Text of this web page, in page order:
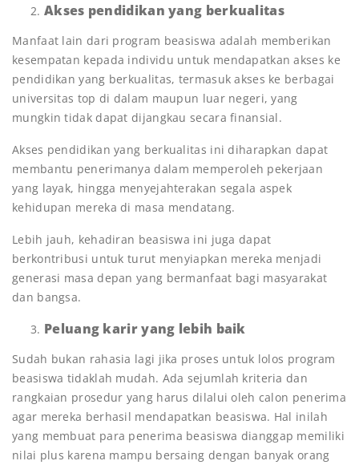
Akses pendidikan yang berkualitas
Manfaat lain dari program beasiswa adalah memberikan
kesempatan kepada individu untuk mendapatkan akses ke
pendidikan yang berkualitas, termasuk akses ke berbagai
universitas top di dalam maupun luar negeri, yang
mungkin tidak dapat dijangkau secara finansial.
Akses pendidikan yang berkualitas ini diharapkan dapat
membantu penerimanya dalam memperoleh pekerjaan
yang layak, hingga menyejahterakan segala aspek
kehidupan mereka di masa mendatang.
Lebih jauh, kehadiran beasiswa ini juga dapat
berkontribusi untuk turut menyiapkan mereka menjadi
generasi masa depan yang bermanfaat bagi masyarakat
dan bangsa.
Peluang karir yang lebih baik
Sudah bukan rahasia lagi jika proses untuk lolos program
beasiswa tidaklah mudah. Ada sejumlah kriteria dan
rangkaian prosedur yang harus dilalui oleh calon penerima
agar mereka berhasil mendapatkan beasiswa. Hal inilah
yang membuat para penerima beasiswa dianggap memiliki
nilai plus karena mampu bersaing dengan banyak orang